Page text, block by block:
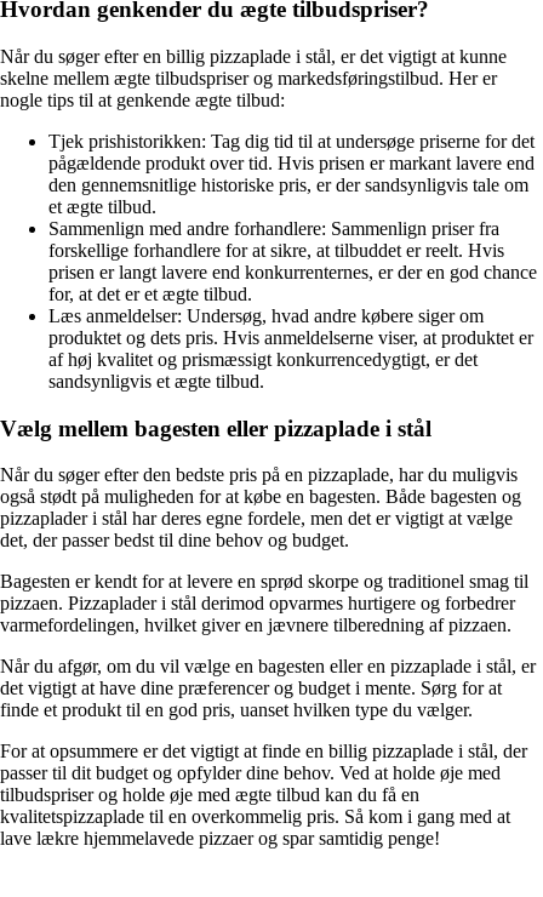
Hvordan genkender du ægte tilbudspriser?
Når du søger efter en billig pizzaplade i stål, er det vigtigt at kunne
skelne mellem ægte tilbudspriser og markedsføringstilbud. Her er
nogle tips til at genkende ægte tilbud:
Tjek prishistorikken: Tag dig tid til at undersøge priserne for det
pågældende produkt over tid. Hvis prisen er markant lavere end
den gennemsnitlige historiske pris, er der sandsynligvis tale om
et ægte tilbud.
Sammenlign med andre forhandlere: Sammenlign priser fra
forskellige forhandlere for at sikre, at tilbuddet er reelt. Hvis
prisen er langt lavere end konkurrenternes, er der en god chance
for, at det er et ægte tilbud.
Læs anmeldelser: Undersøg, hvad andre købere siger om
produktet og dets pris. Hvis anmeldelserne viser, at produktet er
af høj kvalitet og prismæssigt konkurrencedygtigt, er det
sandsynligvis et ægte tilbud.
Vælg mellem bagesten eller pizzaplade i stål
Når du søger efter den bedste pris på en pizzaplade, har du muligvis
også stødt på muligheden for at købe en bagesten. Både bagesten og
pizzaplader i stål har deres egne fordele, men det er vigtigt at vælge
det, der passer bedst til dine behov og budget.
Bagesten er kendt for at levere en sprød skorpe og traditionel smag til
pizzaen. Pizzaplader i stål derimod opvarmes hurtigere og forbedrer
varmefordelingen, hvilket giver en jævnere tilberedning af pizzaen.
Når du afgør, om du vil vælge en bagesten eller en pizzaplade i stål, er
det vigtigt at have dine præferencer og budget i mente. Sørg for at
finde et produkt til en god pris, uanset hvilken type du vælger.
For at opsummere er det vigtigt at finde en billig pizzaplade i stål, der
passer til dit budget og opfylder dine behov. Ved at holde øje med
tilbudspriser og holde øje med ægte tilbud kan du få en
kvalitetspizzaplade til en overkommelig pris. Så kom i gang med at
lave lækre hjemmelavede pizzaer og spar samtidig penge!